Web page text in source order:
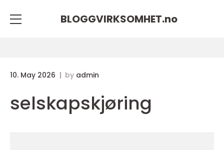
BLOGGVIRKSOMHET.no
10. May 2026 by admin
selskapskjøring